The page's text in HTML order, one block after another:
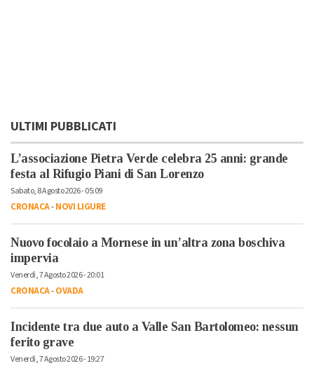
ULTIMI PUBBLICATI
L’associazione Pietra Verde celebra 25 anni: grande
festa al Rifugio Piani di San Lorenzo
Sabato, 8 Agosto 2026 - 05:09
CRONACA-NOVI LIGURE
Nuovo focolaio a Mornese in un’altra zona boschiva
impervia
Venerdì, 7 Agosto 2026 - 20:01
CRONACA-OVADA
Incidente tra due auto a Valle San Bartolomeo: nessun
ferito grave
Venerdì, 7 Agosto 2026 - 19:27